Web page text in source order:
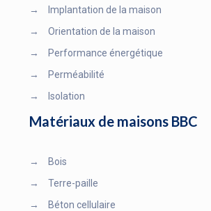
→
Implantation de la maison
→
Orientation de la maison
→
Performance énergétique
→
Perméabilité
→
Isolation
Matériaux de maisons BBC
→
Bois
→
Terre-paille
→
Béton cellulaire